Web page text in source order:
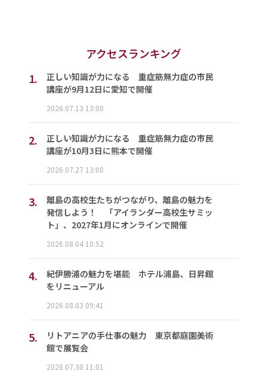
アクセスランキング
1.
正しい知識が力になる 重症筋無力症の市民
講座が9月12日に愛知で開催
2026.07.13 13:00
2.
正しい知識が力になる 重症筋無力症の市民
講座が10月3日に熊本で開催
2026.07.27 13:00
3.
離島の高校生たちがつながり、離島の魅力を
発信しよう！ 「アイランダー高校生サミッ
ト」、2027年1月にオンラインで開催
2026.08.04 10:52
4.
紀伊勝浦の魅力を堪能 ホテル浦島、日昇館
をリニューアル
2026.08.03 09:41
5.
リトアニアの手仕事の魅力 東京都庭園美術
館で展覧会
2026.07.30 11:01